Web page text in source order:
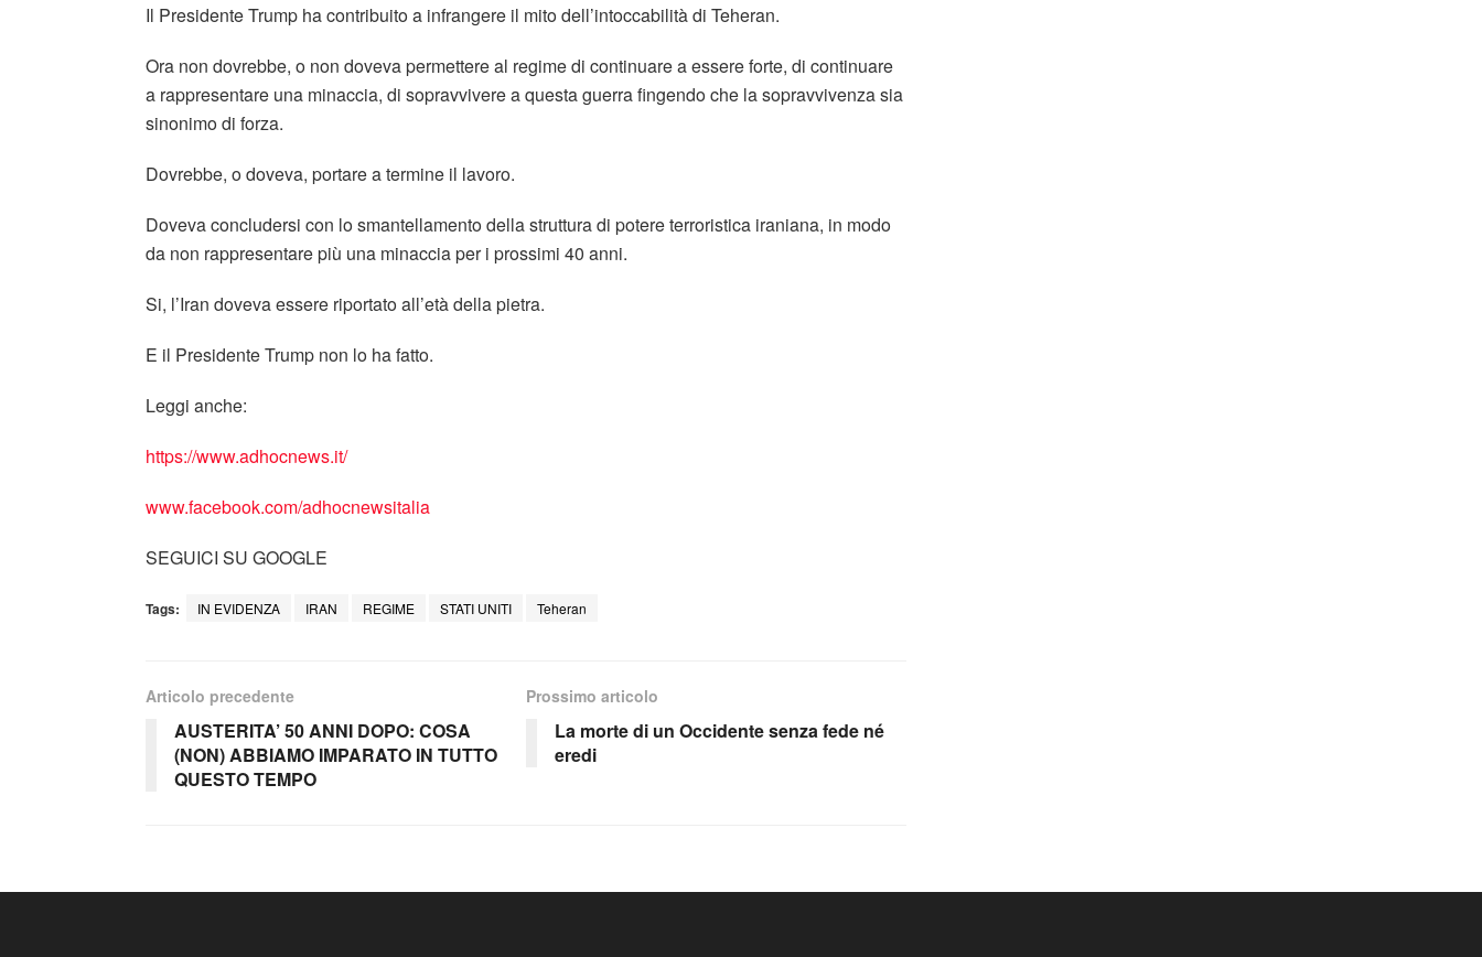
Il Presidente Trump ha contribuito a infrangere il mito dell’intoccabilità di Teheran.
Ora non dovrebbe, o non doveva permettere al regime di continuare a essere forte, di continuare
a rappresentare una minaccia, di sopravvivere a questa guerra fingendo che la sopravvivenza sia
sinonimo di forza.
Dovrebbe, o doveva, portare a termine il lavoro.
Doveva concludersi con lo smantellamento della struttura di potere terroristica iraniana, in modo
da non rappresentare più una minaccia per i prossimi 40 anni.
Si, l’Iran doveva essere riportato all’età della pietra.
E il Presidente Trump non lo ha fatto.
Leggi anche:
https://www.adhocnews.it/
www.facebook.com/adhocnewsitalia
SEGUICI SU GOOGLE
Tags: IN EVIDENZA IRAN REGIME STATI UNITI Teheran
Articolo precedente
AUSTERITA’ 50 ANNI DOPO: COSA
(NON) ABBIAMO IMPARATO IN TUTTO
QUESTO TEMPO
Prossimo articolo
La morte di un Occidente senza fede né
eredi